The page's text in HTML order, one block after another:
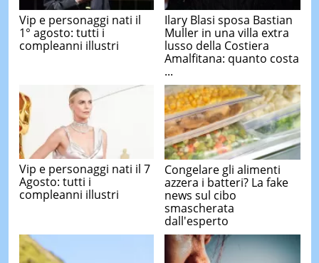
Vip e personaggi nati il
1° agosto: tutti i
compleanni illustri
Ilary Blasi sposa Bastian
Muller in una villa extra
lusso della Costiera
Amalfitana: quanto costa
...
Vip e personaggi nati il 7
Agosto: tutti i
compleanni illustri
Congelare gli alimenti
azzera i batteri? La fake
news sul cibo
smascherata
dall'esperto